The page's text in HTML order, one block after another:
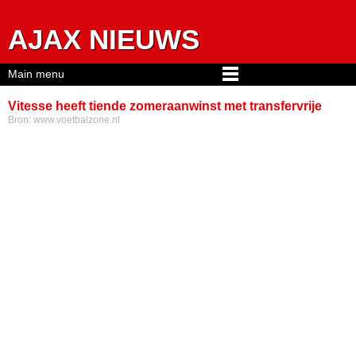
AJAX NIEUWS
Vitesse heeft tiende zomeraanwinst met transfervrije
Bron: www.voetbalzone.nl
Main menu